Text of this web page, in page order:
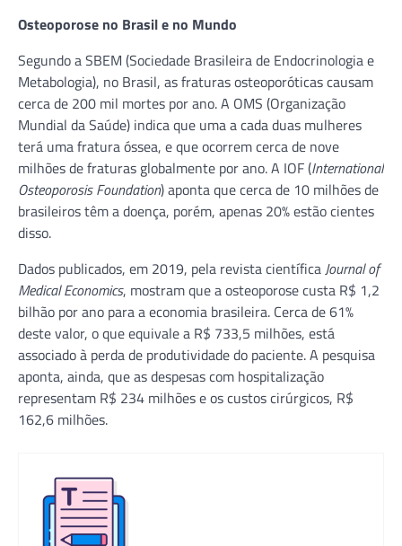
Osteoporose no Brasil e no Mundo
Segundo a SBEM (Sociedade Brasileira de Endocrinologia e
Metabologia), no Brasil, as fraturas osteoporóticas causam
cerca de 200 mil mortes por ano. A OMS (Organização
Mundial da Saúde) indica que uma a cada duas mulheres
terá uma fratura óssea, e que ocorrem cerca de nove
milhões de fraturas globalmente por ano. A IOF (International
Osteoporosis Foundation) aponta que cerca de 10 milhões de
brasileiros têm a doença, porém, apenas 20% estão cientes
disso.
Dados publicados, em 2019, pela revista científica Journal of
Medical Economics, mostram que a osteoporose custa R$ 1,2
bilhão por ano para a economia brasileira. Cerca de 61%
deste valor, o que equivale a R$ 733,5 milhões, está
associado à perda de produtividade do paciente. A pesquisa
aponta, ainda, que as despesas com hospitalização
representam R$ 234 milhões e os custos cirúrgicos, R$
162,6 milhões.